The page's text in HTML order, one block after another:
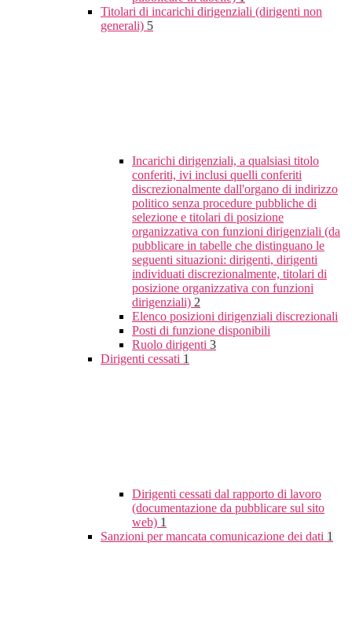
Titolari di incarichi dirigenziali (dirigenti non
generali) 5
Incarichi dirigenziali, a qualsiasi titolo
conferiti, ivi inclusi quelli conferiti
discrezionalmente dall'organo di indirizzo
politico senza procedure pubbliche di
selezione e titolari di posizione
organizzativa con funzioni dirigenziali (da
pubblicare in tabelle che distinguano le
seguenti situazioni: dirigenti, dirigenti
individuati discrezionalmente, titolari di
posizione organizzativa con funzioni
dirigenziali) 2
Elenco posizioni dirigenziali discrezionali
Posti di funzione disponibili
Ruolo dirigenti 3
Dirigenti cessati 1
Dirigenti cessati dal rapporto di lavoro
(documentazione da pubblicare sul sito
web) 1
Sanzioni per mancata comunicazione dei dati 1